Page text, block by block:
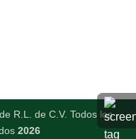
R.L. de C.V. Todos los
2026